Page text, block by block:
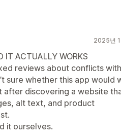
2025년
IT ACTUALLY WORKS
reviews about conflicts
sure whether this app would
after discovering a website
alt text, and product
it ourselves.